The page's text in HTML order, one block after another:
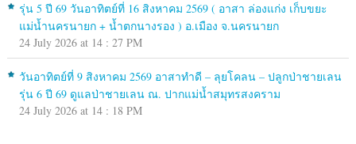
รุ่น 5 ปี 69 วันอาทิตย์ที่ 16 สิงหาคม 2569 ( อาสา ล่องแก่ง เก็บขยะ
แม่น้ำนครนายก + น้ำตกนางรอง ) อ.เมือง จ.นครนายก
24 July 2026 at 14 : 27 PM
วันอาทิตย์ที่ 9 สิงหาคม 2569 อาสาทำดี – ลุยโคลน – ปลูกป่าชายเลน
รุ่น 6 ปี 69 ดูแลป่าชายเลน ณ. ปากแม่น้ำสมุทรสงคราม
24 July 2026 at 14 : 18 PM